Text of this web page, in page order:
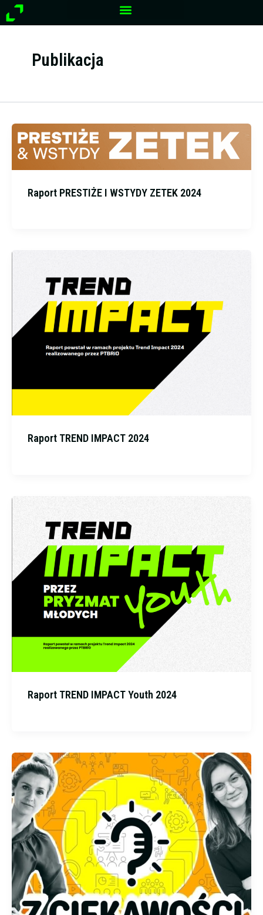
Przejdź
do
Publikacja
Raport PRESTIŻE I WSTYDY ZETEK 2024
Raport TREND IMPACT 2024
Raport TREND IMPACT Youth 2024